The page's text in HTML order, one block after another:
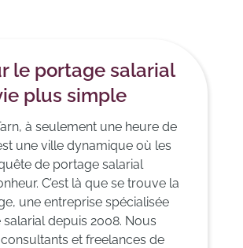
le portage salarial
plus simple
à seulement une heure de
une ville dynamique où les
de portage salarial
C’est là que se trouve la
une entreprise spécialisée
depuis 2008. Nous
et freelances de